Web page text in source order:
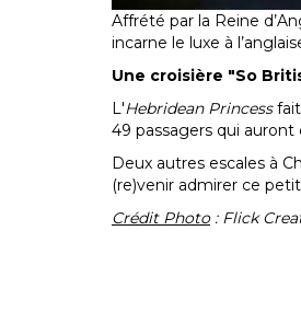
Affrété par la Reine
incarne le luxe à
Une croisière "So
L'Hebridean Princessfait
49 passagers qui
Deux autres escales à
(re)venir admirer ce
Crédit Photo: Flick